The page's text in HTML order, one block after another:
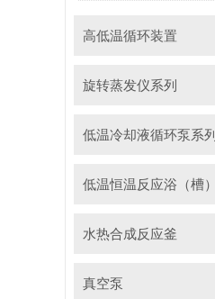
高低温循环装置
旋转蒸发仪系列
低温冷却液循环泵系列
低温恒温反应浴（槽）
水热合成反应釜
真空泵